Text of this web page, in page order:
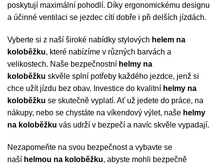
poskytují maximální pohodlí. Díky ergonomickému designu
a účinné ventilaci se jezdec cítí dobře i při delších jízdách.
Vyberte si z naší široké nabídky stylových helem na
koloběžku, které nabízíme v různých barvách a
velikostech. Naše bezpečnostní helmy na
koloběžku skvěle splní potřeby každého jezdce, jenž si
chce užít jízdu bez obav. Investice do kvalitní helmy na
koloběžku se skutečně vyplatí. Ať už jedete do práce, na
nákupy, nebo se chystáte na víkendový výlet, naše helmy
na koloběžku vás udrží v bezpečí a navíc skvěle vypadají.
Nezapomeňte na svou bezpečnost a vybavte se
naší helmou na koloběžku, abyste mohli bezpečně